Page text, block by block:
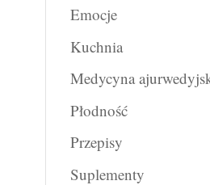
Emocje
Kuchnia
Medycyna
Płodność
Przepisy
Suplementy